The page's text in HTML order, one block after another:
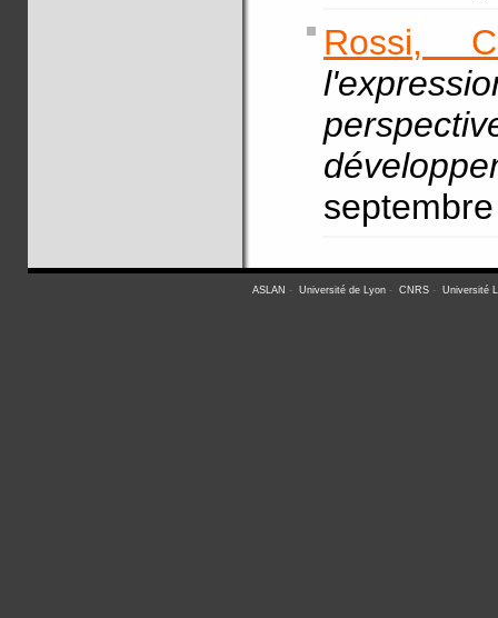
Rossi,
septembre
ASLAN - Université de Lyon- CNRS- Université